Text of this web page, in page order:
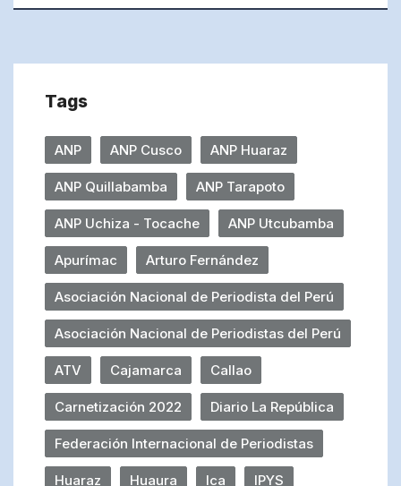
Tags
ANP ANP Cusco ANP Huaraz
ANP Quillabamba ANP Tarapoto
ANP Uchiza - Tocache ANP Utcubamba
Apurímac Arturo Fernández
Asociación Nacional de Periodista del Perú
Asociación Nacional de Periodistas del Perú
ATV Cajamarca Callao
Carnetización 2022 Diario La República
Federación Internacional de Periodistas
Huaraz Huaura Ica IPYS